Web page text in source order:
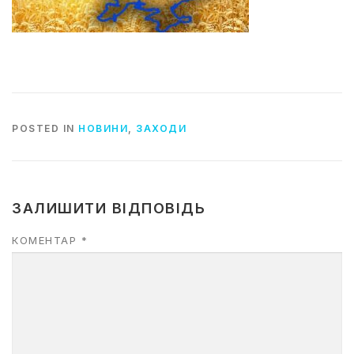
POSTED IN НОВИНИ, ЗАХОДИ
ЗАЛИШИТИ ВІДПОВІДЬ
КОМЕНТАР *